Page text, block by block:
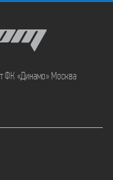
ФК «Динамо» Москва